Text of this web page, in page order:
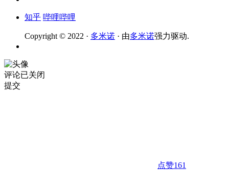
知乎 哔哩哔哩
Copyright © 2022 · 多米诺 · 由多米诺强力驱动.
评论已关闭
提交
点赞161